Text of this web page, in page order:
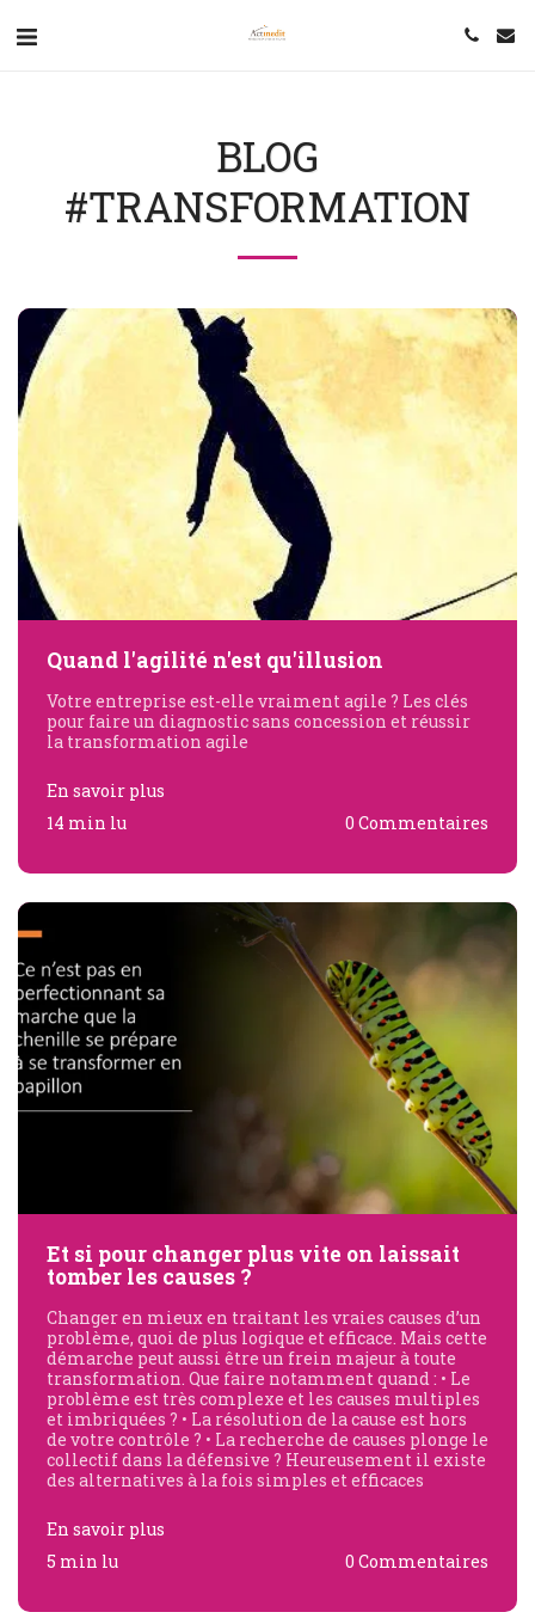
BLOG
#TRANSFORMATION
Quand l'agilité n'est qu'illusion
Votre entreprise est-elle vraiment agile ? Les clés
pour faire un diagnostic sans concession et réussir
la transformation agile
En savoir plus
14 min lu
0 Commentaires
Et si pour changer plus vite on laissait
tomber les causes ?
Changer en mieux en traitant les vraies causes d’un
problème, quoi de plus logique et efficace. Mais cette
démarche peut aussi être un frein majeur à toute
transformation. Que faire notamment quand : • Le
problème est très complexe et les causes multiples
et imbriquées ? • La résolution de la cause est hors
de votre contrôle ? • La recherche de causes plonge le
collectif dans la défensive ? Heureusement il existe
des alternatives à la fois simples et efficaces
En savoir plus
5 min lu
0 Commentaires